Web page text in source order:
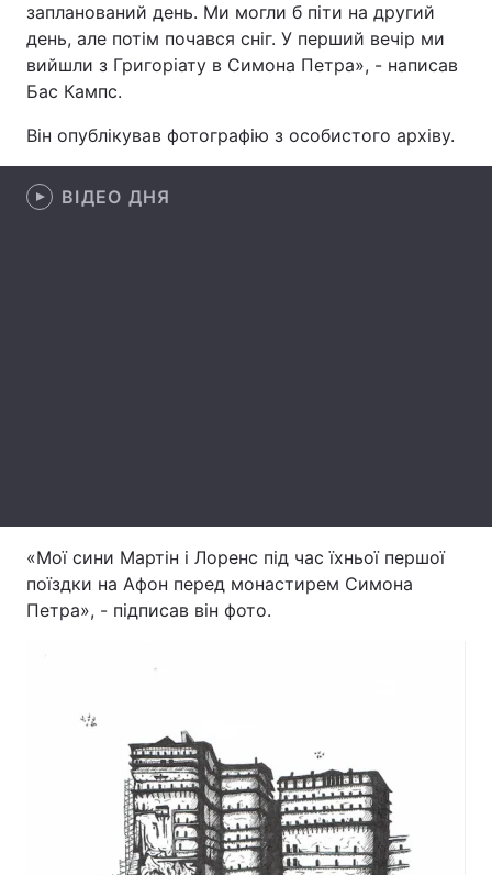
Спорт Наука
Техно і зв'язок Лайт
Здоров'я Туризм
Цікавинки
Послуги
Тема оформлення
запланований день. Ми могли б піти на другий
день, але потім почався сніг. У перший вечір ми
вийшли з Григоріату в Симона Петра», - написав
Бас Кампс.
Він опублікував фотографію з особистого архіву.
ВІДЕО ДНЯ
«Мої сини Мартін і Лоренс під час їхньої першої
поїздки на Афон перед монастирем Симона
Петра», - підписав він фото.